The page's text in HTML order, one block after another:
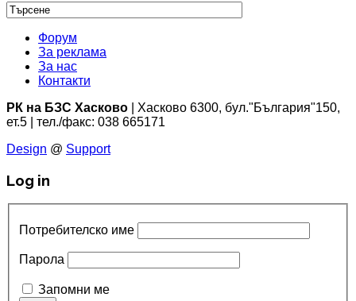
Форум
За реклама
За нас
Контакти
РК на БЗС Хасково | Хасково 6300, бул."България"150,
ет.5 | тел./факс: 038 665171
Design @ Support
Log in
Потребителско име
Парола
Запомни ме